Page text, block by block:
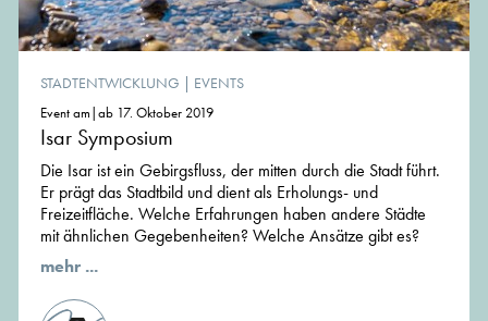
STADTENTWICKLUNG | EVENTS
Event am|ab 17. Oktober 2019
Isar Symposium
Die Isar ist ein Gebirgsfluss, der mitten durch die Stadt führt.
Er prägt das Stadtbild und dient als Erholungs- und
Freizeitfläche. Welche Erfahrungen haben andere Städte
mit ähnlichen Gegebenheiten? Welche Ansätze gibt es?
mehr ...